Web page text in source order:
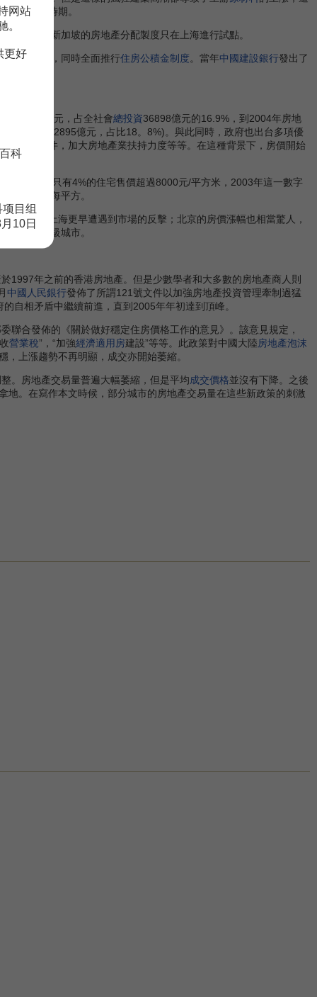
現在這一時期。
這一來自新加坡的房地產分配製度只在上海進行試點。
只售不租，同時全面推行住房公積金制度。當年中國建設銀行發出了
6245億元，占全社會總投資36898億元的16.9%，到2004年房地
，
32895億元，占比18。8%)。與此同時，政府也出台多項優
條件，加大房地產業扶持力度等等。在這種背景下，房價開始
，上海只有4%的住宅售價超過8000元/平方米，2003年這一數字
16000元每平方。
但也比上海更早遭遇到市場的反擊；北京的房價漲幅也相當驚人，
了一些二級城市。
1997年之前的香港房地產。但是少數學者和大多數的房地產商人則
中國人民銀行發佈了所謂121號文件以加強房地產投資管理牽制過猛
自相矛盾中繼續前進，直到2005年年初達到頂峰。
合發佈的《關於做好穩定住房價格工作的意見》。該意見規定，
營業稅”，“加強經濟適用房建設”等等。此政策對中國大陸房地產泡沫
上漲趨勢不再明顯，成交亦開始萎縮。
。房地產交易量普遍大幅萎縮，但是平均成交價格並沒有下降。之後
拿地。在寫作本文時候，部分城市的房地產交易量在這些新政策的刺激
网站
。
更好
科
目组
10日